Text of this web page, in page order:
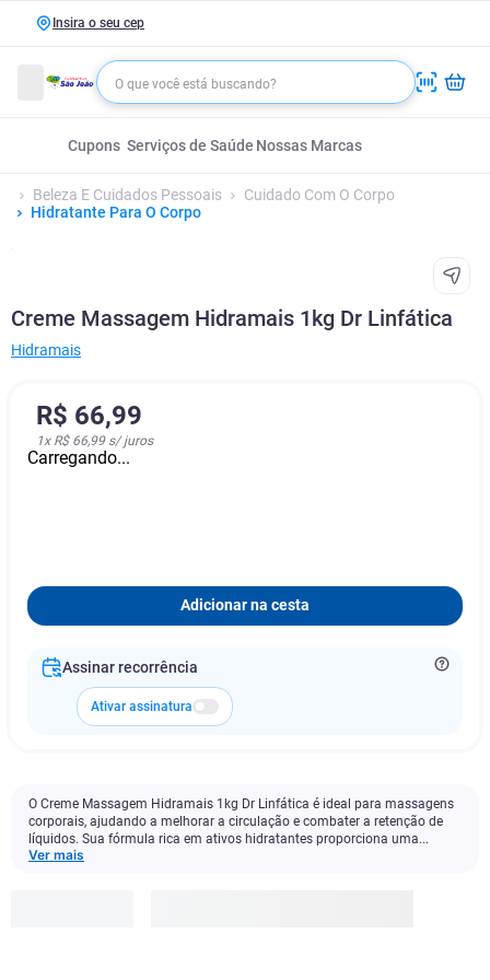
Insira o seu cep
Cupons Serviços de Saúde Nossas Marcas
Beleza E Cuidados Pessoais
Cuidado Com O Corpo
Hidratante Para O Corpo
Creme Massagem Hidramais 1kg Dr Linfática
Hidramais
R$ 66,99
1x R$ 66,99s/ juros
Carregando...
Adicionar na cesta
Assinar recorrência
Ativar assinatura
O Creme Massagem Hidramais 1kg Dr Linfática é ideal para massagens
corporais, ajudando a melhorar a circulação e combater a retenção de
líquidos. Sua fórmula rica em ativos hidratantes proporciona uma...
Ver mais